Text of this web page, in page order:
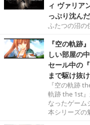
ィ ヴァリア
っぷり沈ん
ふたつの沼の
『空の軌跡
しい部屋の
セール中の
まで駆け抜
『空の軌跡
軌跡 the 1st
なったゲーム
本シリーズの